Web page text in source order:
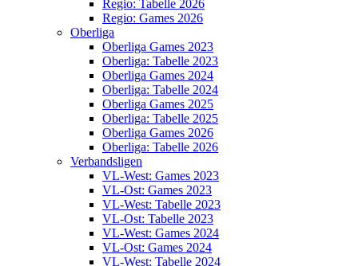
Regio: Tabelle 2026
Regio: Games 2026
Oberliga
Oberliga Games 2023
Oberliga: Tabelle 2023
Oberliga Games 2024
Oberliga: Tabelle 2024
Oberliga Games 2025
Oberliga: Tabelle 2025
Oberliga Games 2026
Oberliga: Tabelle 2026
Verbandsligen
VL-West: Games 2023
VL-Ost: Games 2023
VL-West: Tabelle 2023
VL-Ost: Tabelle 2023
VL-West: Games 2024
VL-Ost: Games 2024
VL-West: Tabelle 2024